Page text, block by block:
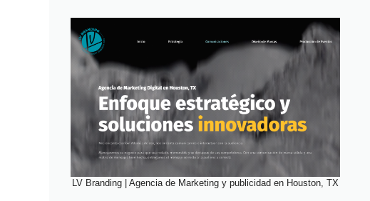
LV Branding | Agencia de Marketing y publicidad en Houston, TX